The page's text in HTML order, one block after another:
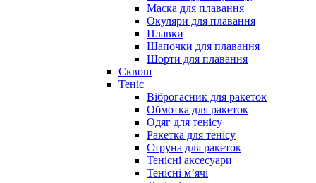
Маска для плавання
Окуляри для плавання
Плавки
Шапочки для плавання
Шорти для плавання
Сквош
Теніс
Віброгасник для ракеток
Обмотка для ракеток
Одяг для тенісу
Ракетка для тенісу
Струна для ракеток
Тенісні аксесуари
Тенісні мʼячі